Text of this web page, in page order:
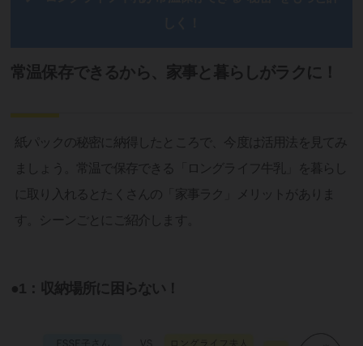
常温保存できるから、家事と暮らしがラクに！
紙パックの秘密に納得したところで、今度は活用法を見てみ
ましょう。常温で保存できる「ロングライフ牛乳」を暮らし
に取り入れるとたくさんの「家事ラク」メリットがありま
す。シーンごとにご紹介します。
●1：収納場所に困らない！